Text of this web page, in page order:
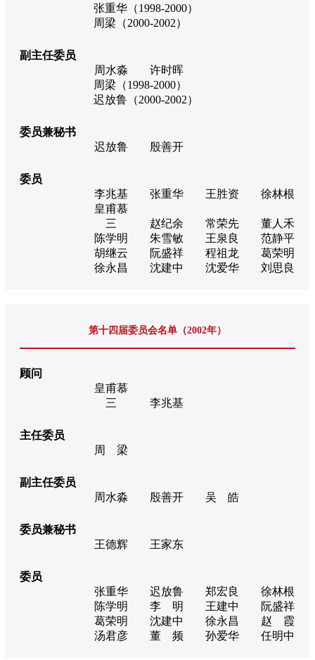
张重华（1998-2000）
周梁（2000-2002）
副主任委员
周水淼
许时晖
周梁（1998-2000）
迟放鲁（2000-2002）
委员兼秘书
迟放鲁
殷善开
委员
李兆基
张重华 王胜资
徐林根
皇甫慕
三
赵纪余 常荣先
董人禾
陈学明
朱雪敏 王泉良
范静平
胡继云
阮盛祥 程祖龙
葛荣明
徐永昌
沈建中 沈爱华 刘思良
第十四届委员会名单（2002年）
顾问
皇甫慕
三
李兆基
主任委员
周 梁
副主任委员
周水淼
殷善开 吴 皓
委员兼秘书
王德辉
王家东
委员
张重华
迟放鲁 郑宏良
徐林根
陈学明
李 明 王建中
阮盛祥
葛荣明
沈建中 徐永昌
赵 霞
汤君彦
董 频 孙爱华 任明中